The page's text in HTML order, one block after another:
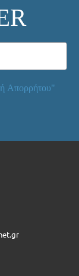
Απορρήτου"